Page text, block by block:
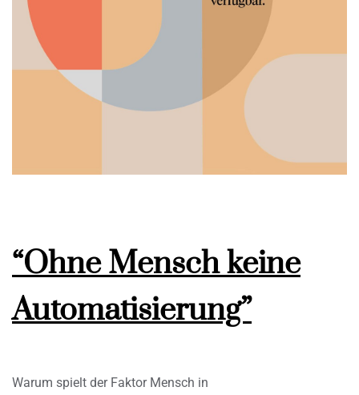
“Ohne Mensch keine
Automatisierung”
Warum spielt der Faktor Mensch in